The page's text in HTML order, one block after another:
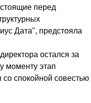
перед
Дата", предстояла
остался за
моменту этап
спокойной совестью